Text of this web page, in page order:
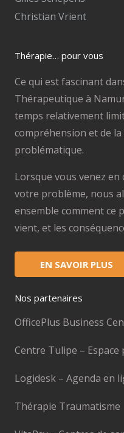
Christian Vrient
Thérapie… pour vous
Ce qui est fascinant
Thérapeutique à
temps relativement
compréhension et de
problématique.
Lorsque vous venez
votre problème, nous
ensemble comment ce
vient, et les
EN SAVOIR PLUS
Nos partenaires
OfficePlus Business
Centre Tulipe –
Logidesk – Agenda en
Thérapie Traumatisme